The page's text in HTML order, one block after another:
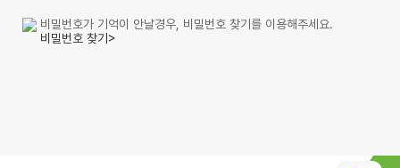
비밀번호가 기억이 안날경우, 비밀번호 찾기를 이용해주세요.
비밀번호 찾기>